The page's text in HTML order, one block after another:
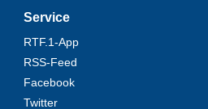
Service
RTF.1-App
RSS-Feed
Facebook
Twitter